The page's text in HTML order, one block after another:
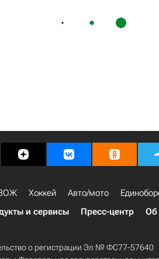
Хоккей Авто/мото
и сервисы Пресс-центр Об
о регистрации Эл № ФС77-57640